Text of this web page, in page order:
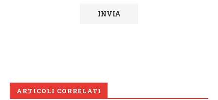
ARTICOLI CORRELATI